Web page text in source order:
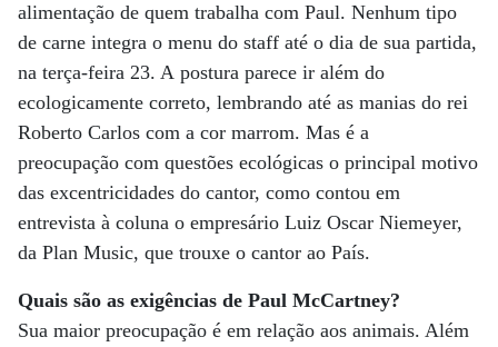
alimentação de quem trabalha com Paul. Nenhum tipo
de carne integra o menu do staff até o dia de sua partida,
na terça-feira 23. A postura parece ir além do
ecologicamente correto, lembrando até as manias do rei
Roberto Carlos com a cor marrom. Mas é a
preocupação com questões ecológicas o principal motivo
das excentricidades do cantor, como contou em
entrevista à coluna o empresário Luiz Oscar Niemeyer,
da Plan Music, que trouxe o cantor ao País.
Quais são as exigências de Paul McCartney?
Sua maior preocupação é em relação aos animais. Além